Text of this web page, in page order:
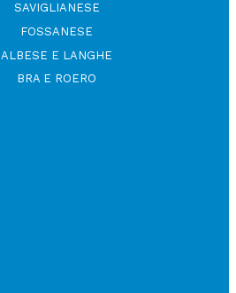
SAVIGLIANESE
FOSSANESE
ALBESE E LANGHE
BRA E ROERO